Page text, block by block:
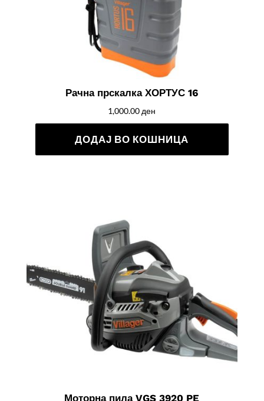
Рачна прскалка ХОРТУС 16
1,000.00 ден
ДОДАЈ ВО КОШНИЦА
Моторна пила VGS 3920 PE